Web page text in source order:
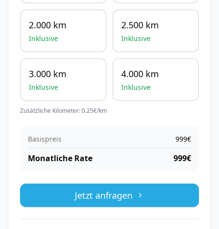
2.000 km
Inklusive
2.500 km
Inklusive
3.000 km
Inklusive
4.000 km
Inklusive
Zusätzliche Kilometer:0.25€/km
Basispreis 999€
Monatliche Rate 999€
Jetzt anfragen